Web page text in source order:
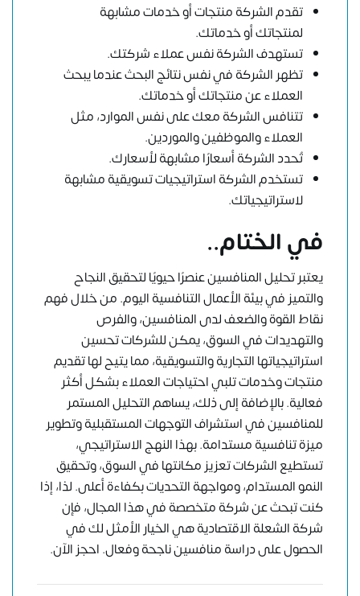
تقدم الشركة منتجات أو خدمات مشابهة
لمنتجاتك أو خدماتك.
تستهدف الشركة نفس عملاء شركتك.
تظهر الشركة في نفس نتائج البحث عندما يبحث
العملاء عن منتجاتك أو خدماتك.
تتنافس الشركة معك على نفس الموارد، مثل
العملاء والموظفين والموردين.
تُحدد الشركة أسعارًا مشابهة لأسعارك.
تستخدم الشركة استراتيجيات تسويقية مشابهة
لاستراتيجياتك.
في الختام..
يعتبر تحليل المنافسين عنصرًا حيويًا لتحقيق النجاح
والتميز في بيئة الأعمال التنافسية اليوم. من خلال فهم
نقاط القوة والضعف لدى المنافسين، والفرص
والتهديدات في السوق، يمكن للشركات تحسين
استراتيجياتها التجارية والتسويقية، مما يتيح لها تقديم
منتجات وخدمات تلبي احتياجات العملاء بشكل أكثر
فعالية. بالإضافة إلى ذلك، يساهم التحليل المستمر
للمنافسين في استشراف التوجهات المستقبلية وتطوير
ميزة تنافسية مستدامة. بهذا النهج الاستراتيجي،
تستطيع الشركات تعزيز مكانتها في السوق، وتحقيق
النمو المستدام، ومواجهة التحديات بكفاءة أعلى. لذا، إذا
كنت تبحث عن شركة متخصصة في هذا المجال، فإن
شركة الشعلة الاقتصادية هي الخيار الأمثل لك في
الحصول على دراسة منافسين ناجحة وفعال. احجز الآن.